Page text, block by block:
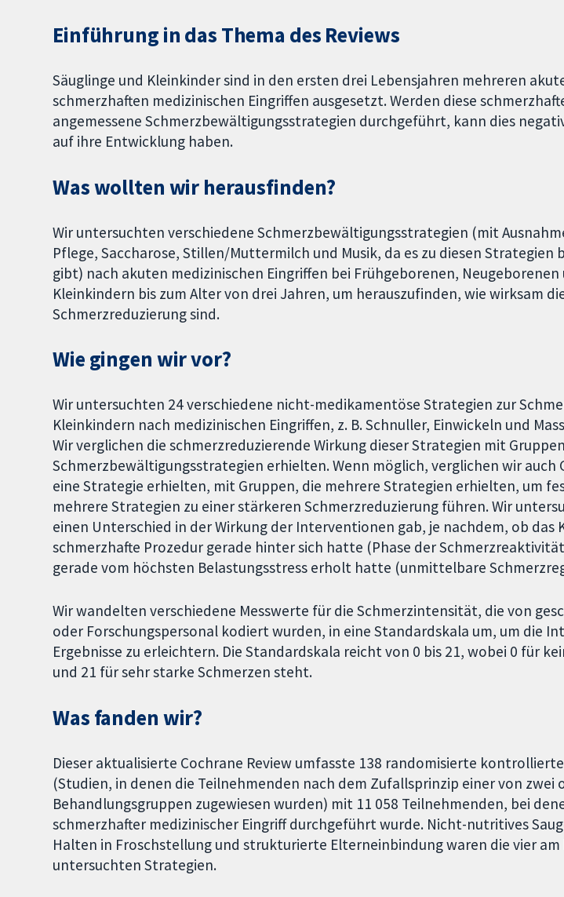
Einführung in das Thema des Reviews
Säuglinge und Kleinkinder sind in den ersten drei Lebensjahren mehreren
schmerzhaften medizinischen Eingriffen ausgesetzt. Werden diese
angemessene Schmerzbewältigungsstrategien durchgeführt, kann dies
auf ihre Entwicklung haben.
Was wollten wir herausfinden?
Wir untersuchten verschiedene Schmerzbewältigungsstrategien (mit
Pflege, Saccharose, Stillen/Muttermilch und Musik, da es zu diesen Strategien
gibt) nach akuten medizinischen Eingriffen bei Frühgeborenen,
Kleinkindern bis zum Alter von drei Jahren, um herauszufinden, wie wirksam
Schmerzreduzierung sind.
Wie gingen wir vor?
Wir untersuchten 24 verschiedene nicht-medikamentöse Strategien zur
Kleinkindern nach medizinischen Eingriffen, z. B. Schnuller, Einwickeln und
Wir verglichen die schmerzreduzierende Wirkung dieser Strategien mit
Schmerzbewältigungsstrategien erhielten. Wenn möglich, verglichen wir auch
eine Strategie erhielten, mit Gruppen, die mehrere Strategien erhielten, um
mehrere Strategien zu einer stärkeren Schmerzreduzierung führen. Wir
einen Unterschied in der Wirkung der Interventionen gab, je nachdem, ob das
schmerzhafte Prozedur gerade hinter sich hatte (Phase der
gerade vom höchsten Belastungsstress erholt hatte (unmittelbare
Wir wandelten verschiedene Messwerte für die Schmerzintensität, die von
oder Forschungspersonal kodiert wurden, in eine Standardskala um, um die
Ergebnisse zu erleichtern. Die Standardskala reicht von 0 bis 21, wobei 0 für
und 21 für sehr starke Schmerzen steht.
Was fanden wir?
Dieser aktualisierte Cochrane Review umfasste 138 randomisierte
(Studien, in denen die Teilnehmenden nach dem Zufallsprinzip einer von zwei
Behandlungsgruppen zugewiesen wurden) mit 11 058 Teilnehmenden, bei
schmerzhafter medizinischer Eingriff durchgeführt wurde. Nicht-nutritives
Halten in Froschstellung und strukturierte Elterneinbindung waren die vier
untersuchten Strategien.